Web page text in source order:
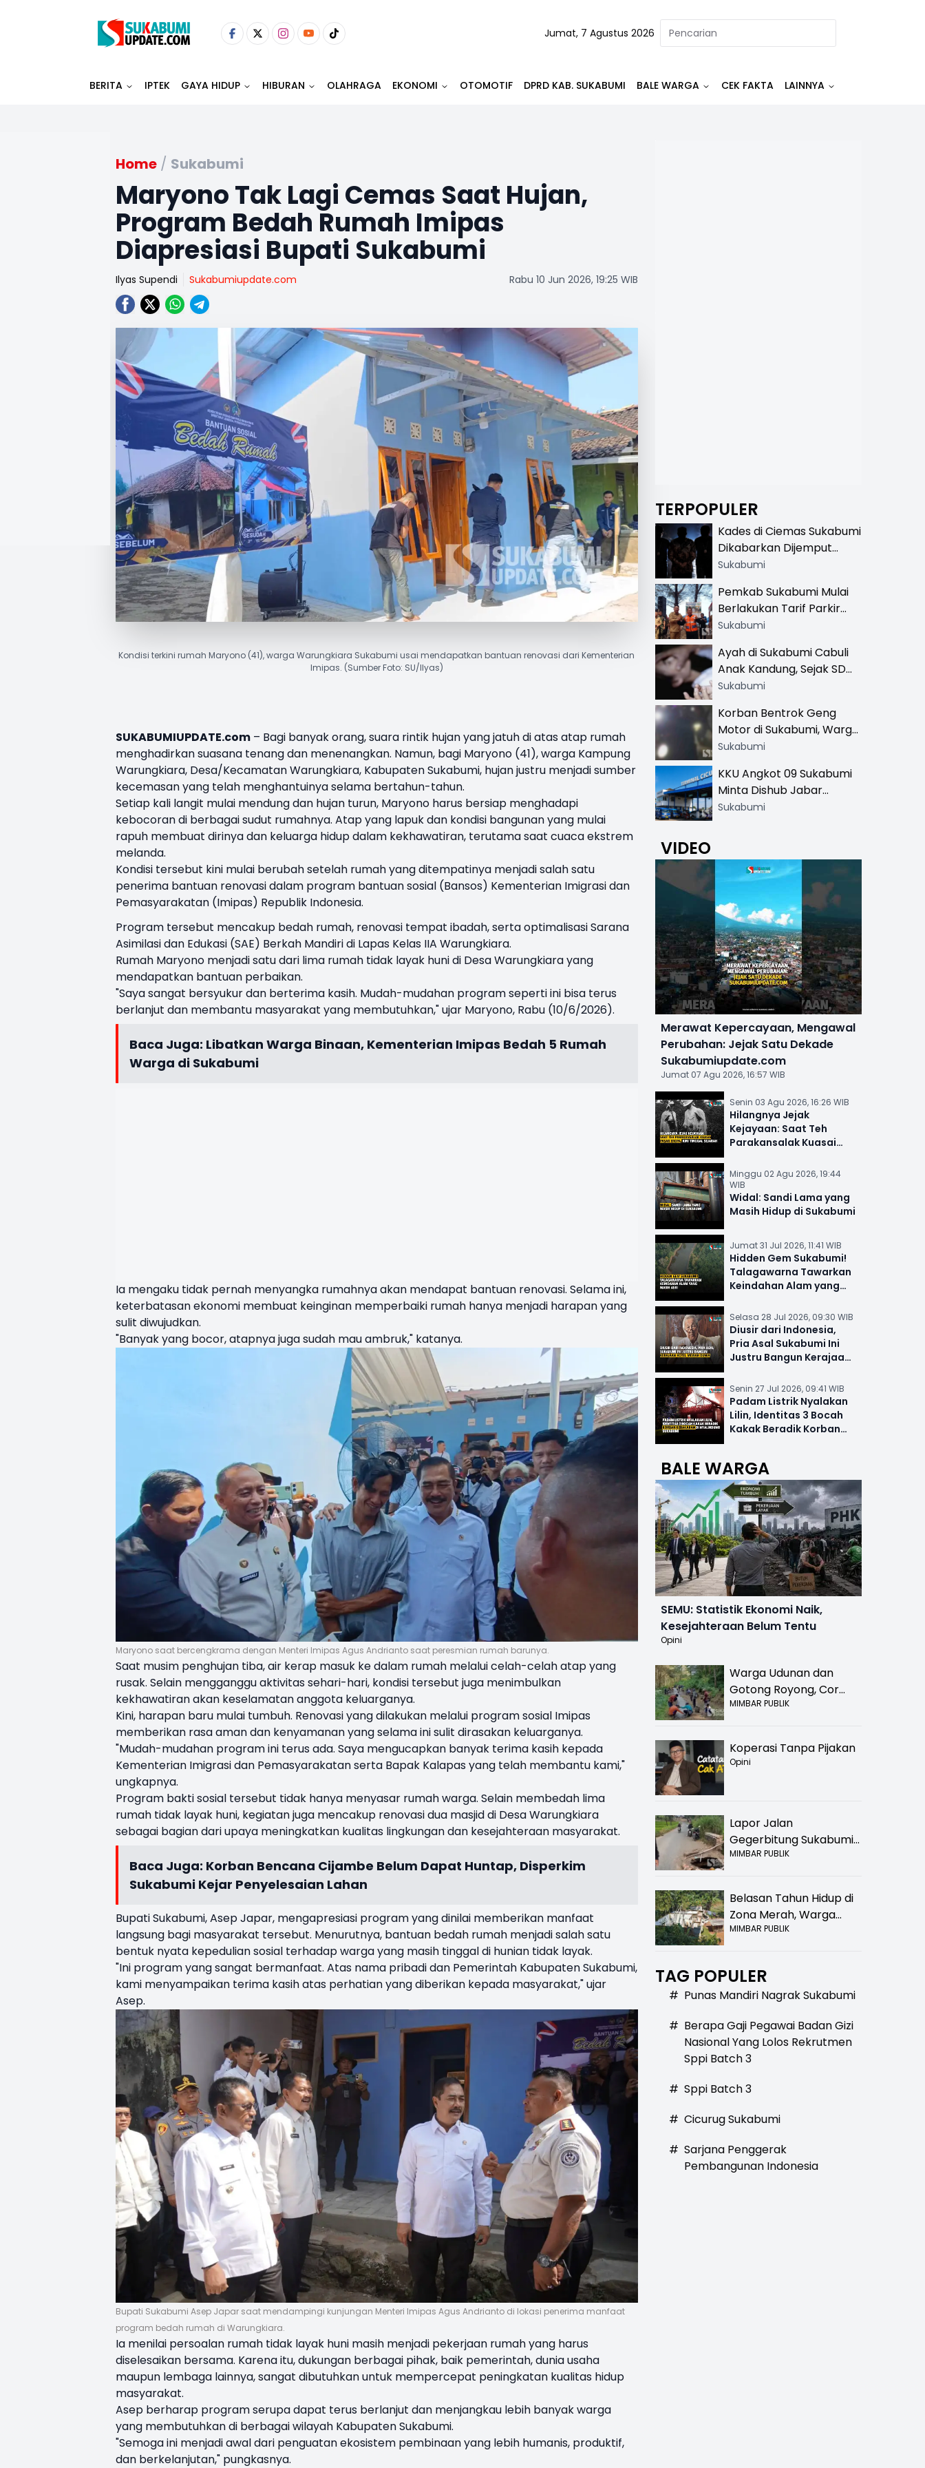
Jumat, 7 Agustus 2026
BERITA IPTEK GAYA HIDUP HIBURAN OLAHRAGA EKONOMI OTOMOTIF DPRD KAB. SUKABUMI BALE WARGA CEK FAKTA LAINNYA
Home / Sukabumi
Maryono Tak Lagi Cemas Saat Hujan,
Program Bedah Rumah Imipas
Diapresiasi Bupati Sukabumi
Ilyas Supendi Sukabumiupdate.com Rabu 10 Jun 2026, 19:25 WIB
Kondisi terkini rumah Maryono (41), warga Warungkiara Sukabumi usai mendapatkan bantuan renovasi dari Kementerian
Imipas. (Sumber Foto: SU/Ilyas)
SUKABUMIUPDATE.com – Bagi banyak orang, suara rintik hujan yang jatuh di atas atap rumah
menghadirkan suasana tenang dan menenangkan. Namun, bagi Maryono (41), warga Kampung
Warungkiara, Desa/Kecamatan Warungkiara, Kabupaten Sukabumi, hujan justru menjadi sumber
kecemasan yang telah menghantuinya selama bertahun-tahun.
Setiap kali langit mulai mendung dan hujan turun, Maryono harus bersiap menghadapi
kebocoran di berbagai sudut rumahnya. Atap yang lapuk dan kondisi bangunan yang mulai
rapuh membuat dirinya dan keluarga hidup dalam kekhawatiran, terutama saat cuaca ekstrem
melanda.
Kondisi tersebut kini mulai berubah setelah rumah yang ditempatinya menjadi salah satu
penerima bantuan renovasi dalam program bantuan sosial (Bansos) Kementerian Imigrasi dan
Pemasyarakatan (Imipas) Republik Indonesia.
Program tersebut mencakup bedah rumah, renovasi tempat ibadah, serta optimalisasi Sarana
Asimilasi dan Edukasi (SAE) Berkah Mandiri di Lapas Kelas IIA Warungkiara.
Rumah Maryono menjadi satu dari lima rumah tidak layak huni di Desa Warungkiara yang
mendapatkan bantuan perbaikan.
"Saya sangat bersyukur dan berterima kasih. Mudah-mudahan program seperti ini bisa terus
berlanjut dan membantu masyarakat yang membutuhkan," ujar Maryono, Rabu (10/6/2026).
Baca Juga: Libatkan Warga Binaan, Kementerian Imipas Bedah 5 Rumah
Warga di Sukabumi
Ia mengaku tidak pernah menyangka rumahnya akan mendapat bantuan renovasi. Selama ini,
keterbatasan ekonomi membuat keinginan memperbaiki rumah hanya menjadi harapan yang
sulit diwujudkan.
"Banyak yang bocor, atapnya juga sudah mau ambruk," katanya.
Maryono saat bercengkrama dengan Menteri Imipas Agus Andrianto saat peresmian rumah barunya.
Saat musim penghujan tiba, air kerap masuk ke dalam rumah melalui celah-celah atap yang
rusak. Selain mengganggu aktivitas sehari-hari, kondisi tersebut juga menimbulkan
kekhawatiran akan keselamatan anggota keluarganya.
Kini, harapan baru mulai tumbuh. Renovasi yang dilakukan melalui program sosial Imipas
memberikan rasa aman dan kenyamanan yang selama ini sulit dirasakan keluarganya.
"Mudah-mudahan program ini terus ada. Saya mengucapkan banyak terima kasih kepada
Kementerian Imigrasi dan Pemasyarakatan serta Bapak Kalapas yang telah membantu kami,"
ungkapnya.
Program bakti sosial tersebut tidak hanya menyasar rumah warga. Selain membedah lima
rumah tidak layak huni, kegiatan juga mencakup renovasi dua masjid di Desa Warungkiara
sebagai bagian dari upaya meningkatkan kualitas lingkungan dan kesejahteraan masyarakat.
Baca Juga: Korban Bencana Cijambe Belum Dapat Huntap, Disperkim
Sukabumi Kejar Penyelesaian Lahan
Bupati Sukabumi, Asep Japar, mengapresiasi program yang dinilai memberikan manfaat
langsung bagi masyarakat tersebut. Menurutnya, bantuan bedah rumah menjadi salah satu
bentuk nyata kepedulian sosial terhadap warga yang masih tinggal di hunian tidak layak.
"Ini program yang sangat bermanfaat. Atas nama pribadi dan Pemerintah Kabupaten Sukabumi,
kami menyampaikan terima kasih atas perhatian yang diberikan kepada masyarakat," ujar
Asep.
Bupati Sukabumi Asep Japar saat mendampingi kunjungan Menteri Imipas Agus Andrianto di lokasi penerima manfaat
program bedah rumah di Warungkiara.
Ia menilai persoalan rumah tidak layak huni masih menjadi pekerjaan rumah yang harus
diselesaikan bersama. Karena itu, dukungan berbagai pihak, baik pemerintah, dunia usaha
maupun lembaga lainnya, sangat dibutuhkan untuk mempercepat peningkatan kualitas hidup
masyarakat.
Asep berharap program serupa dapat terus berlanjut dan menjangkau lebih banyak warga
yang membutuhkan di berbagai wilayah Kabupaten Sukabumi.
"Semoga ini menjadi awal dari penguatan ekosistem pembinaan yang lebih humanis, produktif,
dan berkelanjutan," pungkasnya.
TERPOPULER
Kades di Ciemas Sukabumi
Dikabarkan Dijemput
Satnarkoba, Polisi
Sukabumi
Pemkab Sukabumi Mulai
Berlakukan Tarif Parkir
Resmi di 13 Lokasi Wisata,
Khusus
Sukabumi
Ayah di Sukabumi Cabuli
Anak Kandung, Sejak SD
Hingga SMA
Sukabumi
Korban Bentrok Geng
Motor di Sukabumi, Warga
dan Sopir Tangki
Sukabumi
KKU Angkot 09 Sukabumi
Minta Dishub Jabar
Tertibkan Trayek Ciawi-
Sukabumi
VIDEO
Merawat Kepercayaan, Mengawal
Perubahan: Jejak Satu Dekade
Sukabumiupdate.com
Jumat 07 Agu 2026, 16:57 WIB
Senin 03 Agu 2026, 16:26 WIB
Hilangnya Jejak
Kejayaan: Saat Teh
Parakansalak Kuasai
Sejarah
Minggu 02 Agu 2026, 19:44
WIB
Widal: Sandi Lama yang
Masih Hidup di Sukabumi
Jumat 31 Jul 2026, 11:41 WIB
Hidden Gem Sukabumi!
Talagawarna Tawarkan
Keindahan Alam yang
Selasa 28 Jul 2026, 09:30 WIB
Diusir dari Indonesia,
Pria Asal Sukabumi Ini
Justru Bangun Kerajaan
Senin 27 Jul 2026, 09:41 WIB
Padam Listrik Nyalakan
Lilin, Identitas 3 Bocah
Kakak Beradik Korban
BALE WARGA
SEMU: Statistik Ekonomi Naik,
Kesejahteraan Belum Tentu
Opini
Warga Udunan dan
Gotong Royong, Cor
Jalan Hancur di
MIMBAR PUBLIK
Koperasi Tanpa Pijakan
Opini
Lapor Jalan
Gegerbitung Sukabumi
Bolong! Bahaya Bagi
MIMBAR PUBLIK
Belasan Tahun Hidup di
Zona Merah, Warga
Kampung Nangewer
Relokasi
MIMBAR PUBLIK
TAG POPULER
# Punas Mandiri Nagrak Sukabumi
# Berapa Gaji Pegawai Badan Gizi
Nasional Yang Lolos Rekrutmen
Sppi Batch 3
# Sppi Batch 3
# Cicurug Sukabumi
# Sarjana Penggerak
Pembangunan Indonesia